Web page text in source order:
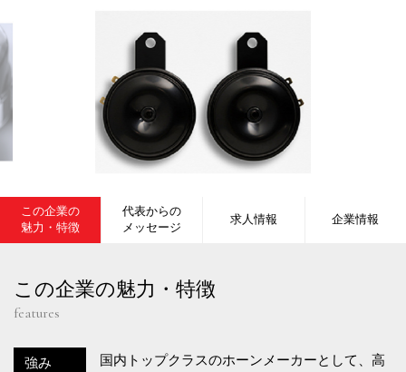
この企業の
魅力・特徴
代表からの
メッセージ
求人情報 企業情報
この企業の魅力・特徴
features
強み
国内トップクラスのホーンメーカーとして、高